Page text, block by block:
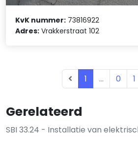
Gerelateerd
SBI 33.24 - Installatie van
KvK nummer: 73816922
Adres: Vrakkerstraat 102
1 ... 0 1